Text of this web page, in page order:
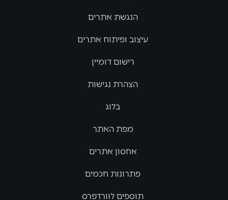
הנגשת אתרים
עיצוב ופיתוח אתרים
רישום דומיין
הצהרת נגישות
בלוג
מפת האתר
אחסון אתרים
פתרונות חכמים
תוספים לוורדפרס